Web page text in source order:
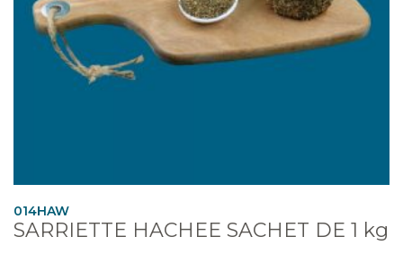
014HAW
SARRIETTE HACHEE SACHET DE 1 kg